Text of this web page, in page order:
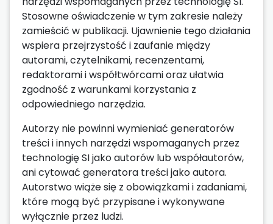
Stosowne oświadczenie w tym zakresie należy
zamieścić w publikacji. Ujawnienie tego działania
wspiera przejrzystość i zaufanie między
autorami, czytelnikami, recenzentami,
redaktorami i współtwórcami oraz ułatwia
zgodność z warunkami korzystania z
odpowiedniego narzędzia.
Autorzy nie powinni wymieniać generatorów
treści i innych narzędzi wspomaganych przez
technologię SI jako autorów lub współautorów,
ani cytować generatora treści jako autora.
Autorstwo wiąże się z obowiązkami i zadaniami,
które mogą być przypisane i wykonywane
wyłącznie przez ludzi.